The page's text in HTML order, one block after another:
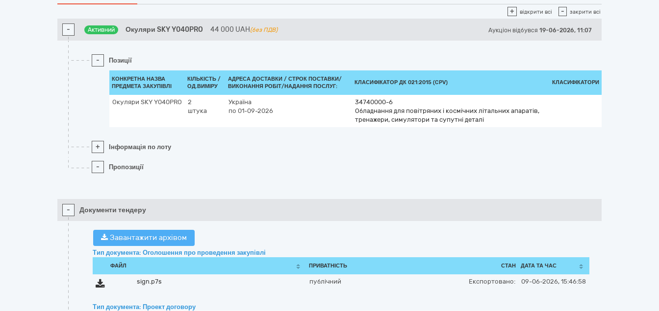
+ відкрити всі - закрити всі
- Активний Окуляри SKY Y040PRO 44 000 UAH (без ПДВ) Аукціон відбувся 19-06-2026, 11:07
- Позиції
КОНКРЕТНА НАЗВА
ПРЕДМЕТА ЗАКУПІВЛІ
КІЛЬКІСТЬ /
ОД.ВИМІРУ
АДРЕСА ДОСТАВКИ / СТРОК ПОСТАВКИ/
ВИКОНАННЯ РОБІТ/НАДАННЯ ПОСЛУГ:
КЛАСИФІКАТОР ДК 021:2015 (CPV) КЛАСИФІКАТОРИ
Окуляри SKY Y040PRO
2
штука
Україна
по 01-09-2026
34740000-6
Обладнання для повітряних і космічних літальних апаратів,
тренажери, симулятори та супутні деталі
+ Інформація по лоту
- Пропозиції
- Документи тендеру
Завантажити архівом
Тип документа: Оголошення про проведення закупівлі
ФАЙЛ ПРИВАТНІСТЬ СТАН ДАТА ТА ЧАС
sign.p7s публічний Експортовано: 09-06-2026, 15:46:58
Тип документа: Проект договору